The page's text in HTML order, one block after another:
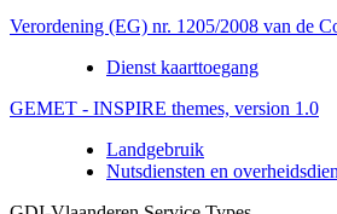
Verordening (EG) nr. 1205/2008 van de
Dienst kaarttoegang
GEMET - INSPIRE themes, version 1.0
Landgebruik
Nutsdiensten en